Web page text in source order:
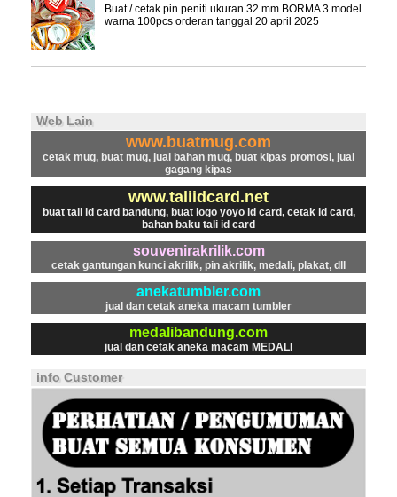
Buat / cetak pin peniti ukuran 32 mm BORMA 3 model
warna 100pcs orderan tanggal 20 april 2025
Web Lain
www.buatmug.com
cetak mug, buat mug, jual bahan mug, buat kipas promosi, jual
gagang kipas
www.taliidcard.net
buat tali id card bandung, buat logo yoyo id card, cetak id card,
bahan baku tali id card
souvenirakrilik.com
cetak gantungan kunci akrilik, pin akrilik, medali, plakat, dll
anekatumbler.com
jual dan cetak aneka macam tumbler
medalibandung.com
jual dan cetak aneka macam MEDALI
info Customer